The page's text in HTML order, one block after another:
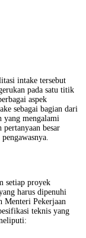
intake tersebut
pada satu titik
aspek
sebagai bagian dari
yang mengalami
besar
setiap proyek
harus dipenuhi
Menteri Pekerjaan
teknis yang